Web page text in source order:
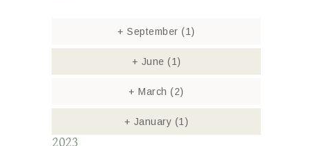
+ September(1)
+ June (1)
+ March(2)
+ January (1)